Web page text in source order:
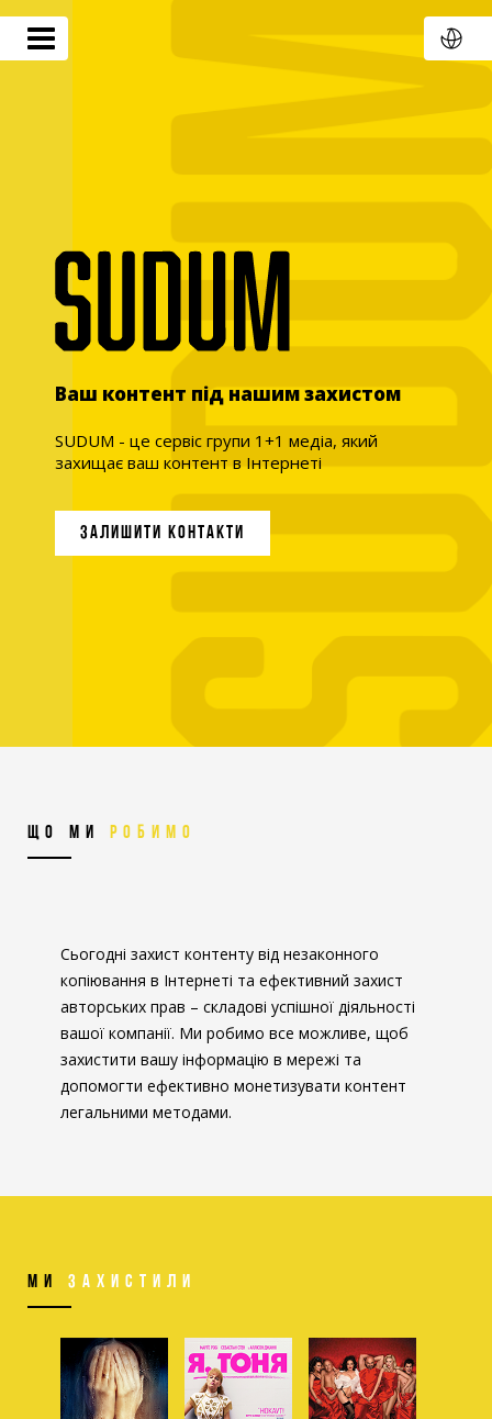
Ваш контент під нашим захистом
SUDUM - це сервіс групи 1+1 медіа, який
захищає ваш контент в Інтернеті
ЗАЛИШИТИ КОНТАКТИ
ЩО МИ РОБИМО
Сьогодні захист контенту від незаконного
копіювання в Інтернеті та ефективний захист
авторських прав – складові успішної діяльності
вашої компанії. Ми робимо все можливе, щоб
захистити вашу інформацію в мережі та
допомогти ефективно монетизувати контент
легальними методами.
МИ ЗАХИСТИЛИ